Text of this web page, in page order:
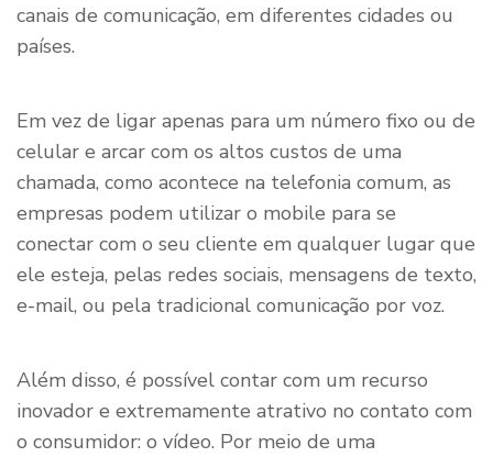
canais de comunicação, em diferentes cidades ou
países.
Em vez de ligar apenas para um número fixo ou de
celular e arcar com os altos custos de uma
chamada, como acontece na telefonia comum, as
empresas podem utilizar o mobile para se
conectar com o seu cliente em qualquer lugar que
ele esteja, pelas redes sociais, mensagens de texto,
e-mail, ou pela tradicional comunicação por voz.
Além disso, é possível contar com um recurso
inovador e extremamente atrativo no contato com
o consumidor: o vídeo. Por meio de uma